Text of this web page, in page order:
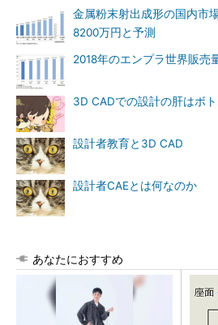
金属粉末射出成形の国内市
8200万円と予測
2018年のエンプラ世界販売
3D CADでの設計の肝はボ
設計者教育と3D CAD
設計者CAEとは何なのか
あなたにおすすめ